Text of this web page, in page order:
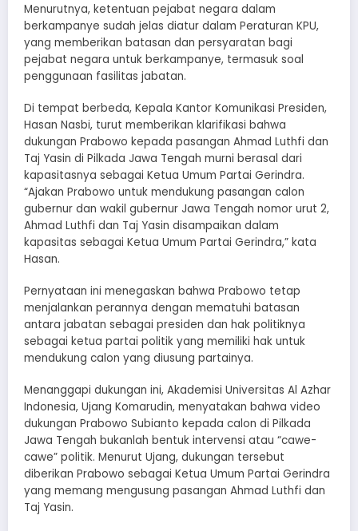
Menurutnya, ketentuan pejabat negara dalam
berkampanye sudah jelas diatur dalam Peraturan KPU,
yang memberikan batasan dan persyaratan bagi
pejabat negara untuk berkampanye, termasuk soal
penggunaan fasilitas jabatan.
Di tempat berbeda, Kepala Kantor Komunikasi Presiden,
Hasan Nasbi, turut memberikan klarifikasi bahwa
dukungan Prabowo kepada pasangan Ahmad Luthfi dan
Taj Yasin di Pilkada Jawa Tengah murni berasal dari
kapasitasnya sebagai Ketua Umum Partai Gerindra.
“Ajakan Prabowo untuk mendukung pasangan calon
gubernur dan wakil gubernur Jawa Tengah nomor urut 2,
Ahmad Luthfi dan Taj Yasin disampaikan dalam
kapasitas sebagai Ketua Umum Partai Gerindra,” kata
Hasan.
Pernyataan ini menegaskan bahwa Prabowo tetap
menjalankan perannya dengan mematuhi batasan
antara jabatan sebagai presiden dan hak politiknya
sebagai ketua partai politik yang memiliki hak untuk
mendukung calon yang diusung partainya.
Menanggapi dukungan ini, Akademisi Universitas Al Azhar
Indonesia, Ujang Komarudin, menyatakan bahwa video
dukungan Prabowo Subianto kepada calon di Pilkada
Jawa Tengah bukanlah bentuk intervensi atau “cawe-
cawe” politik. Menurut Ujang, dukungan tersebut
diberikan Prabowo sebagai Ketua Umum Partai Gerindra
yang memang mengusung pasangan Ahmad Luthfi dan
Taj Yasin.